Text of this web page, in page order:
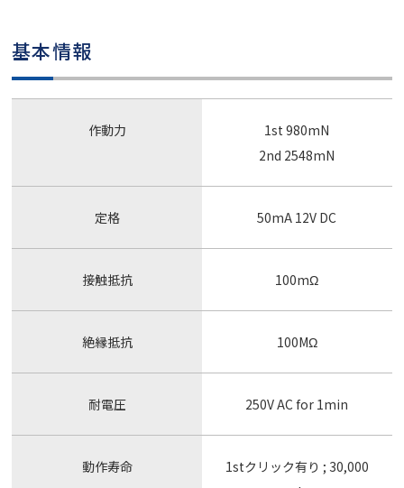
基本情報
作動力
1st 980mN
2nd 2548mN
定格 50mA 12V DC
接触抵抗 100mΩ
絶縁抵抗 100MΩ
耐電圧 250V AC for 1min
動作寿命
1stクリック有り ; 30,000